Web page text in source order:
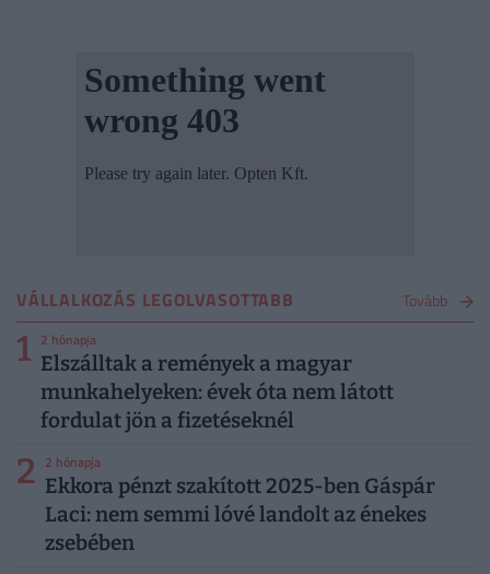
VÁLLALKOZÁS LEGOLVASOTTABB Tovább
1 2 hónapja
Elszálltak a remények a magyar
munkahelyeken: évek óta nem látott
fordulat jön a fizetéseknél
2 2 hónapja
Ekkora pénzt szakított 2025-ben Gáspár
Laci: nem semmi lóvé landolt az énekes
zsebében